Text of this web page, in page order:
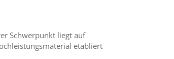
Schwerpunkt liegt auf
etabliert